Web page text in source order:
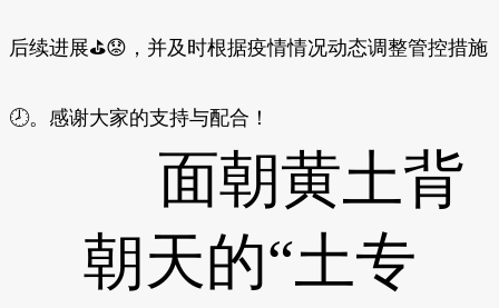
后续进展⛳😟，并及时根据疫情情况动态调整管控措施
🕗。感谢大家的支持与配合！
面朝黄土背
朝天的“土专